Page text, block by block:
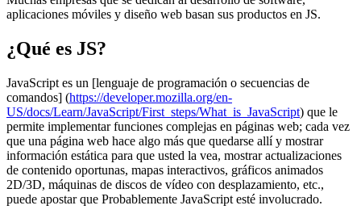
aplicaciones móviles y diseño web basan sus productos en JS.
¿Qué es JS?
JavaScript es un [lenguaje de programación o secuencias de
comandos] (https://developer.mozilla.org/en-
US/docs/Learn/JavaScript/First_steps/What_is_JavaScript) que le
permite implementar funciones complejas en páginas web; cada vez
que una página web hace algo más que quedarse allí y mostrar
información estática para que usted la vea, mostrar actualizaciones
de contenido oportunas, mapas interactivos, gráficos animados
2D/3D, máquinas de discos de vídeo con desplazamiento, etc.,
puede apostar que Probablemente JavaScript esté involucrado.